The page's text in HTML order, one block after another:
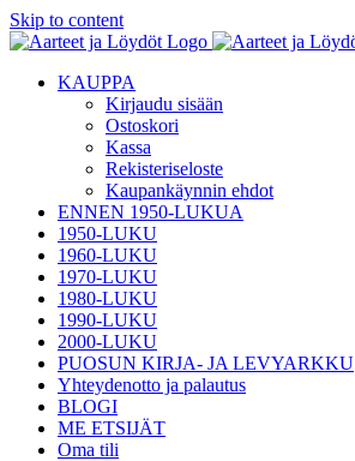
Skip to content
KAUPPA
Kirjaudu sisään
Ostoskori
Kassa
Rekisteriseloste
Kaupankäynnin ehdot
ENNEN 1950-LUKUA
1950-LUKU
1960-LUKU
1970-LUKU
1980-LUKU
1990-LUKU
2000-LUKU
PUOSUN KIRJA- JA LEVYARKKU
Yhteydenotto ja palautus
BLOGI
ME ETSIJÄT
Oma tili